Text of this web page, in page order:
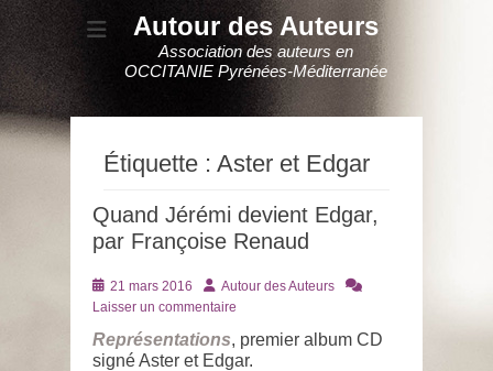
Autour des Auteurs
Association des auteurs en
OCCITANIE Pyrénées-Méditerranée
Étiquette : Aster et Edgar
Quand Jérémi devient Edgar,
par Françoise Renaud
Posté
le
21 mars 2016 AuteurAutour des Auteurs
Laisser un commentaire
Représentations, premier album CD
signé Aster et Edgar.